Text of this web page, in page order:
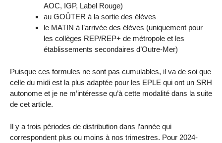
AOC, IGP, Label Rouge)
au GOÛTER à la sortie des élèves
le MATIN à l’arrivée des élèves (uniquement pour
les collèges REP/REP+ de métropole et les
établissements secondaires d’Outre-Mer)
Puisque ces formules ne sont pas cumulables, il va de soi que
celle du midi est la plus adaptée pour les EPLE qui ont un SRH
autonome et je ne m’intéresse qu’à cette modalité dans la suite
de cet article.
Il y a trois périodes de distribution dans l’année qui
correspondent plus ou moins à nos trimestres. Pour 2024-